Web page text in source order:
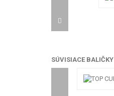
SÚVISIACE BALIČKY